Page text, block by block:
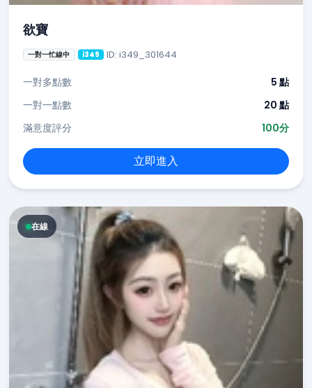
欲寶
一對一忙線中 i349 ID: i349_301644
一對多點數
5 點
一對一點數
20 點
滿意度評分
100分
立即進入
在線